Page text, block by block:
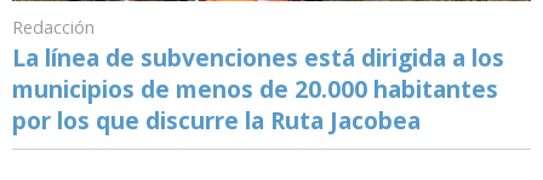
Redacción
La línea de subvenciones está dirigida a los
municipios de menos de 20.000 habitantes
por los que discurre la Ruta Jacobea